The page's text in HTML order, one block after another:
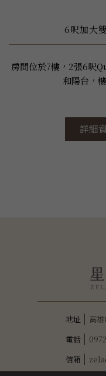
6呎加大
房間位於7樓，2張6呎
和陽台，
詳細
高